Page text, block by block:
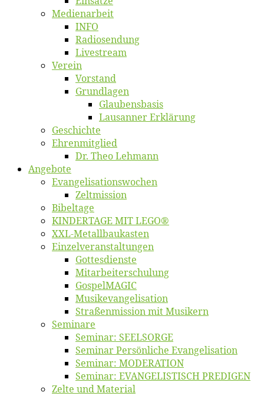
Me­di­en­ar­beit
INFO
Ra­dio­sen­dung
Live­stream
Ver­ein
Vor­stand
Grund­la­gen
Glaubens­ba­sis
Lausan­ner Erklärung
Ge­schich­te
Eh­ren­mit­glied
Dr. Theo Lehmann
An­ge­bo­te
Evangelisa­tions­wo­chen
Zelt­mis­si­on
Bi­bel­ta­ge
KINDERTAGE MIT LEGO®
XXL-Me­­tal­l­­bau­­kas­­ten
Einzelver­an­stal­tungen
Got­tes­diens­te
Mitarbeiter­schulung
Gos­pel­MA­GIC
Musikevan­ge­li­sa­tion
Straßenmis­sion mit Musikern
Se­mi­na­re
Se­mi­nar: SEELSORGE
Se­mi­nar Per­sön­li­che Evangelisation
Se­mi­nar: MODERATION
Se­mi­nar: EVANGELISTISCH PREDIGEN
Zel­te und Material